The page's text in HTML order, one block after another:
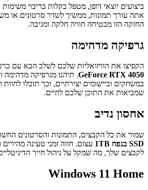
ביצועים יוצאי דופן, מטפל בקלות בריבוי
אתה עורך תמונות, ממשיך לשדר סרטונים או
החזקה הזו מבטיחה חוויה חלקה ומגיבה.
גרפיקה מדהימה
הקפיצו את הוויזואליות שלכם לשלב הבא עם
GeForce RTX 4050. תיהנו מגרפיקה מדהימה
במשחקים וביישומים יצירתיים, וכך תוכלו
שמביאות את התוכן שלכם לחיים.
אחסון נדיב
שמור את כל הקבצים, התמונות והסרטונים
SSD בנפח 1TB
עצום. חווה זמני טעינה
לקבצים שלך, מה שמקל על ניהול חייך
Windows 11 Home